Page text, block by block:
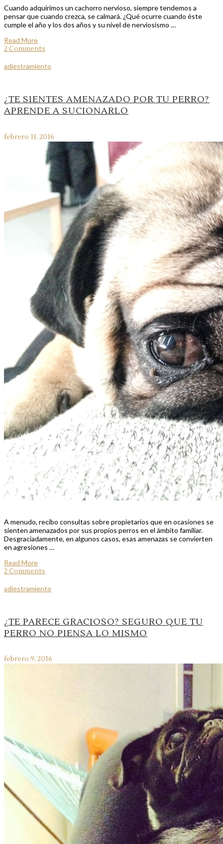
Cuando adquirimos un cachorro nervioso, siempre tendemos a
pensar que cuando crezca, se calmará. ¿Qué ocurre cuando éste
cumple el año y los dos años y su nivel de nerviosismo …
Read More
2 Comments
adiestramiento
¿TE SIENTES AMENAZADO POR TU PERRO?
APRENDE A SUCIONARLO
febrero 11, 2016
A menudo, recibo consultas sobre propietarios que en ocasiones se
sienten amenazados por sus propios perros en el ámbito familiar.
Desgraciadamente, en algunos casos, esas amenazas se convierten
en agresiones …
Read More
2 Comments
adiestramiento
¿TE PARECE GRACIOSO? SEGURO QUE TU
PERRO NO PIENSA LO MISMO
febrero 9, 2016